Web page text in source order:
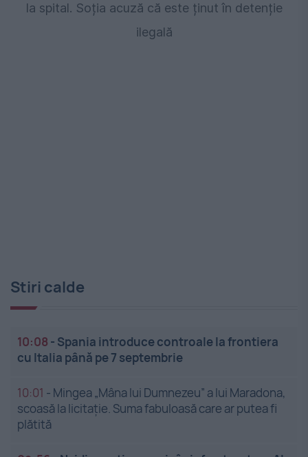
la spital. Soția acuză că este ținut în detenție
ilegală
Stiri calde
10:08 - Spania introduce controale la frontiera
cu Italia până pe 7 septembrie
10:01 - Mingea „Mâna lui Dumnezeu” a lui Maradona,
scoasă la licitație. Suma fabuloasă care ar putea fi
plătită